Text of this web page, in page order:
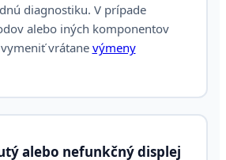
diagnostiku. V prípade
alebo iných komponentov
vrátane výmeny
alebo nefunkčný displej